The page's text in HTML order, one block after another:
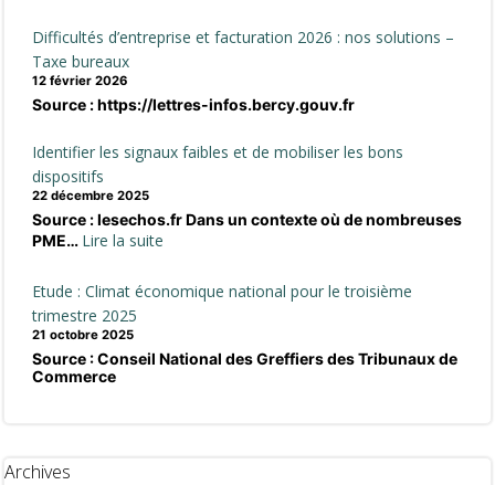
Difficultés d’entreprise et facturation 2026 : nos solutions –
Taxe bureaux
12 février 2026
Source : https://lettres-infos.bercy.gouv.fr
Identifier les signaux faibles et de mobiliser les bons
dispositifs
22 décembre 2025
Source : lesechos.fr Dans un contexte où de nombreuses
PME… Lire la suite
les
et
Etude : Climat économique national pour le troisième
trimestre 2025
21 octobre 2025
Source : Conseil National des Greffiers des Tribunaux de
Commerce
Archives